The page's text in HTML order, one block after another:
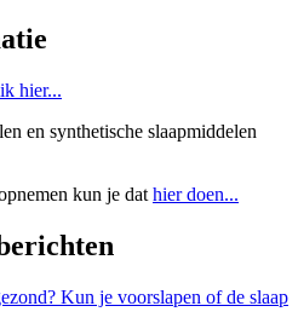
hier...
en synthetische slaapmiddelen
kun je dat hier doen...
Kun je voorslapen of de slaap